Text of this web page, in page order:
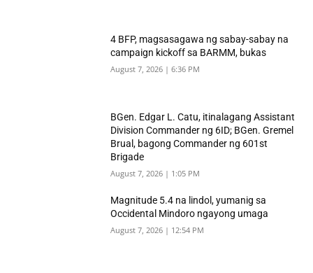
4 BFP, magsasagawa ng sabay-sabay na
campaign kickoff sa BARMM, bukas
August 7, 2026 | 6:36 PM
BGen. Edgar L. Catu, itinalagang Assistant
Division Commander ng 6ID; BGen. Gremel
Brual, bagong Commander ng 601st
Brigade
August 7, 2026 | 1:05 PM
Magnitude 5.4 na lindol, yumanig sa
Occidental Mindoro ngayong umaga
August 7, 2026 | 12:54 PM